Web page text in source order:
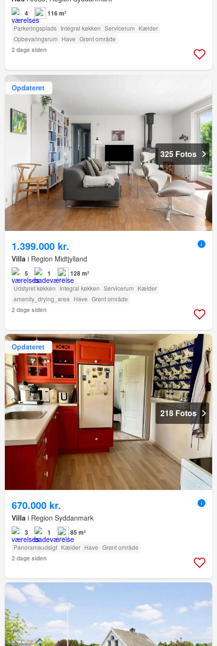
4 116 m²
Parkeringsplads Integral køkken Servicerum Kælder
Opbevaringsrum Have Grønt område
2 dage siden
Opdateret
325 Fotos
1.399.000 kr.
Villa i Region Midtjylland
5 1 128 m²
Udstyret køkken Integral køkken Servicerum Kælder
amenity_drying_area Have Grønt område
2 dage siden
Opdateret
218 Fotos
670.000 kr.
Villa i Region Syddanmark
3 1 85 m²
Panoramaudsigt Kælder Have Grønt område
2 dage siden